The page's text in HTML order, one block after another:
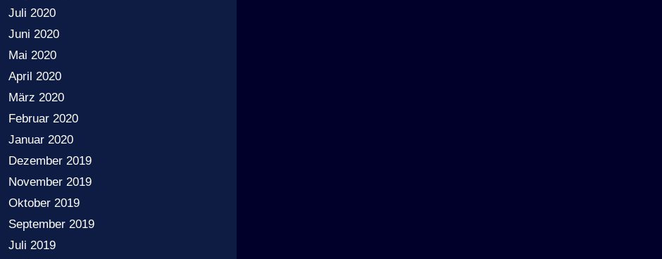
Juli 2020
Juni 2020
Mai 2020
April 2020
März 2020
Februar 2020
Januar 2020
Dezember 2019
November 2019
Oktober 2019
September 2019
Juli 2019